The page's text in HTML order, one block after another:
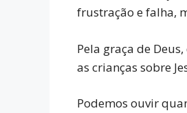
frustração e falha,
Pela graça de
as crianças sobre
Podemos ouvir